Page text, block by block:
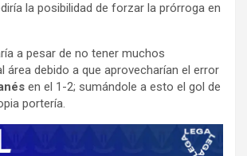
la posibilidad de forzar la prórroga en
a pesar de no tener muchos
área debido a que aprovecharían el error
en el 1-2; sumándole a esto el gol de
portería.